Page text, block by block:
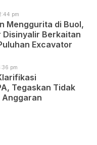
pm
Menggurita di Buol,
Disinyalir Berkaitan
Excavator
pm
Tegaskan Tidak
Anggaran